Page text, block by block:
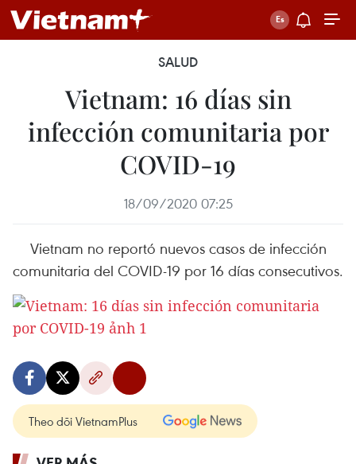
SALUD
Vietnam: 16 días sin
infección comunitaria por
COVID-19
18/09/2020 07:25
Vietnam no reportó nuevos casos de infección
comunitaria del COVID-19 por 16 días consecutivos.
Theo dõi VietnamPlus